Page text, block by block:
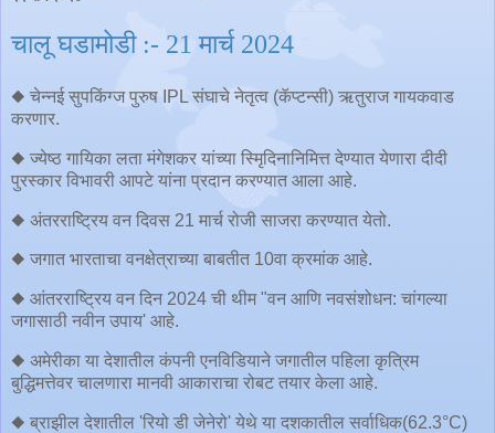
चालू घडामोडी :- 21 मार्च 2024
◆ चेन्नई सुपकिंग्ज पुरुष IPL संघाचे नेतृत्व (कॅप्टन्सी) ऋतुराज गायकवाड
करणार.
◆ ज्येष्ठ गायिका लता मंगेशकर यांच्या स्मृिदिनानिमित्त देण्यात येणारा दीदी
पुरस्कार विभावरी आपटे यांना प्रदान करण्यात आला आहे.
◆ अंतरराष्ट्रिय वन दिवस 21 मार्च रोजी साजरा करण्यात येतो.
◆ जगात भारताचा वनक्षेत्राच्या बाबतीत 10वा क्रमांक आहे.
◆ आंतरराष्ट्रिय वन दिन 2024 ची थीम "वन आणि नवसंशोधन: चांगल्या
जगासाठी नवीन उपाय' आहे.
◆ अमेरीका या देशातील कंपनी एनविडियाने जगातील पहिला कृत्रिम
बुद्धिमत्तेवर चालणारा मानवी आकाराचा रोबट तयार केला आहे.
◆ ब्राझील देशातील 'रियो डी जेनेरो' येथे या दशकातील सर्वाधिक(62.3°C)